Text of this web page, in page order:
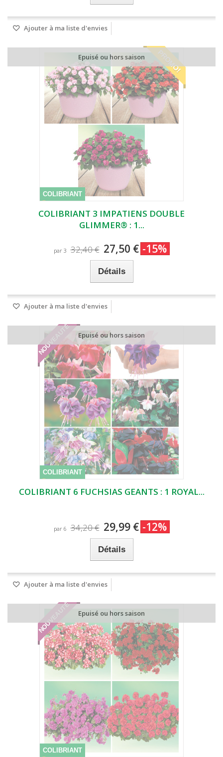
Ajouter à ma liste d'envies
Epuisé ou hors saison
COLIBRIANT
PROMO!
COLIBRIANT 3 IMPATIENS DOUBLE
GLIMMER® : 1...
par 3 32,40 € 27,50 € -15%
Détails
Ajouter à ma liste d'envies
Epuisé ou hors saison
NOUVEAUTÉ
COLIBRIANT
COLIBRIANT 6 FUCHSIAS GEANTS : 1 ROYAL...
par 6 34,20 € 29,99 € -12%
Détails
Ajouter à ma liste d'envies
Epuisé ou hors saison
NOUVEAUTÉ
COLIBRIANT